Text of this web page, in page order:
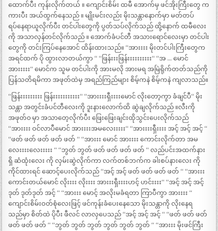
ထောက်ပီး ကုန်းလိုက်တယ် ။ ကျောင်းစိမ်း ထမီ အောက်မှ ဖင်အိုးကြီးတွေ က
ကားပီး အယ်ထွက်နေသည် ။ မျိုးမင်းလည်း မိုးသန္တာနောက်မှာ မတ်တပ်
ရပ်နေရာယူလိုက်ပီး တင်ပါးတွေကို ပွတ်သပ်လိုက်သည် ထို့နောက် ထမီလေး
ကို အသာလှန်တင်လိုက်သည် ။ အောက်ခံပင်တီ အသားရောင်လေးမှာ တင်ပါး
တွေကို တင်းကြပ်နေအောင် ထိန်းထားသည်။ “အားးးး မိုးတင်ပါးကြီးတွေက
အရင်ထက် ပို ထွားလာတယ်ကွာ “ “ဖြန်းးးဖြန်းးးးးးးးးး“ “အ … မောင်
အားးးးး“ မောင်က သူမ တင်ပါးကို အားမလို အားမရ အမြဲရိုက်တတ်သည်ကို
ပြန်သတိရမိကာ အဖုတ်ထဲမှ အရည်ကြည်များ စိမ့်ကနဲ စိမ့်ကနဲ ကျလာသည်။
“ဖြန်းးးးးးးးး ဖြန်းးးးးးးးးးး“ “အားးးးရှီးးးးမောင် လိုးတော့ကွာ ခံချင်ပီ“ မိုး
သန္တာ အတွင်းခံပင်တီလေးကို ဒူးနားလောက်ထိ ဆွဲချလိုက်သည် ။လီးကို
အဖုတ်၀ မှာ အသာတေ့လိုက်ပီး ဖြေးဖြေးချင်းထိုသွင်းပေးလိုက်သည်
“အားးးး ဝင်လာပီမောင် အားးးးအမလေးးးးး“ “အားးးးရှီးးးး အင့် အင့် အင့် “
“ဖတ် ဖတ် ဖတ် ဖတ် ဖတ် “ “အားးး မောင် အားးးး ကောင်းလိုက်တာ အမ
လေးးးးလေးးးးး “ “ဘွတ် ဘွတ် ဖတ် ဖတ် ဖတ် ဖတ် “ လည်ပင်းအထက်နား
ရှိ ဆံထုံးလေး ကို လှမ်းဆွဲလိုက်ကာ လက်တစ်ဘက်က ခါးစပ်နားလေး ကို
ကိုင်ထားရင် ဆောင့်ပေးလိုက်သည် “အင့် အင့် ဖတ် ဖတ် ဖတ် ဖတ် “ “အားးး
ကောင်းတယ်မောင် လိုးးးး လိုးးးး အားးးရှီးးးးဟင့် ဟင်းးးး“ “အင့် အင့် အင့်
ဒုတ် ဒုတ်ဒုတ် အင့် “ “အားးး မောင့် အလိုးမခံရတာ ကြာပီကွာ အားးးး “
ကျောင်းစိမ်းဝတ်စုံလေးဖြင့် ဖင်ကုန်းခံပေးနေသော မိုးသန္တာကို လိုးနေရ
သည်မှာ စိတ်ထဲ ပိုပီး ဖီလင် လာလှပေသည် “အင့် အင့် အင့် “ “ဖတ် ဖတ် ဖတ်
ဖတ် ဖတ် ဖတ် “ “ဘွတ် ဘွတ် ဘွတ် ဘွတ် ဘွတ် ဘွတ် “ “အားးး မိုးဖင်ကြီး